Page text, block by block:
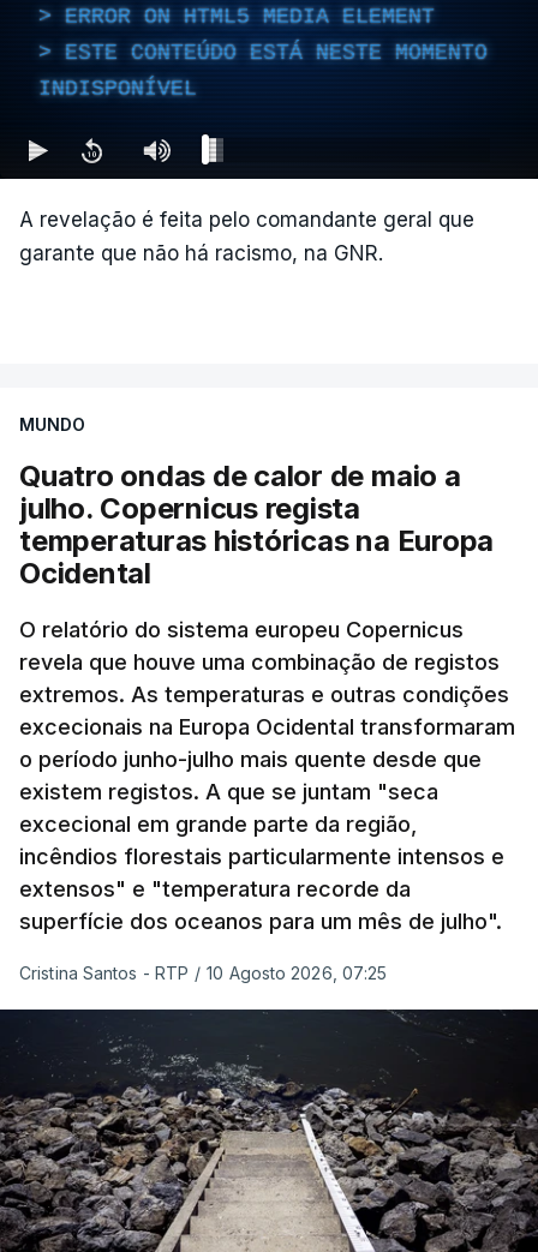
ERROR ON HTML5 MEDIA ELEMENT
ESTE CONTEÚDO ESTÁ NESTE MOMENTO
INDISPONÍVEL
A revelação é feita pelo comandante geral que
garante que não há racismo, na GNR.
MUNDO
Quatro ondas de calor de maio a
julho. Copernicus regista
temperaturas históricas na Europa
Ocidental
O relatório do sistema europeu Copernicus
revela que houve uma combinação de registos
extremos. As temperaturas e outras condições
excecionais na Europa Ocidental transformaram
o período junho-julho mais quente desde que
existem registos. A que se juntam "seca
excecional em grande parte da região,
incêndios florestais particularmente intensos e
extensos" e "temperatura recorde da
superfície dos oceanos para um mês de julho".
Cristina Santos - RTP / 10 Agosto 2026, 07:25